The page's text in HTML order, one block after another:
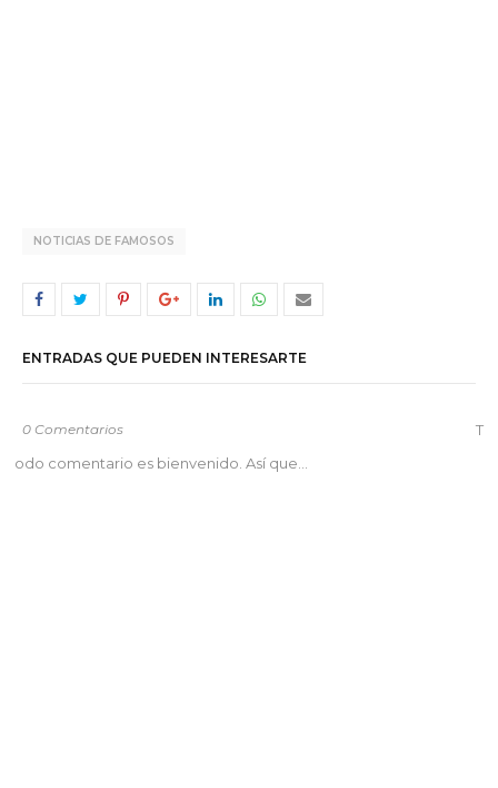
NOTICIAS DE FAMOSOS
ENTRADAS QUE PUEDEN INTERESARTE
0 Comentarios
T
odo comentario es bienvenido. Así que...